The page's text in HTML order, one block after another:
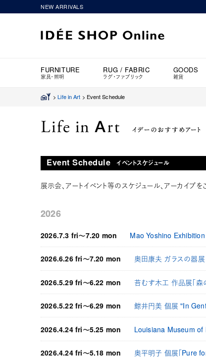
NEW ARRIVALS
FURNITURE
家具・照明
RUG / FABRIC
ラグ・ファブリック
GOODS
雑貨
>Life in Art > Event Schedule
Event Schedule イベントスケジュール
展示会、アートイベント等のスケジュール、アーカイブを
2026
2026.7.3 fri〜7.20 mon Mao Yoshino
2026.6.26 fri〜7.20 mon 奥田康夫 ガラスの器
2026.5.29 fri〜6.22 mon 苔むす木工 作品展「森
2026.5.22 fri〜6.29 mon 鯨井円美 個展 "In
2026.4.24 fri〜5.25 mon Louisiana Museum of
2026.4.24 fri〜5.18 mon 奥平明子 個展「Pure